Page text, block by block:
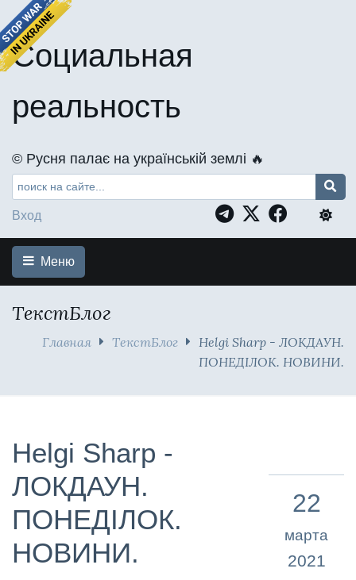
Социальная
реальность
©️ Русня палає на українській землі 🔥
Вход
Меню
ТекстБлог
Главная ТекстБлог
Helgi Sharp - ЛОКДАУН.
ПОНЕДІЛОК. НОВИНИ.
Helgi Sharp -
ЛОКДАУН.
ПОНЕДІЛОК.
НОВИНИ.
22
марта
2021